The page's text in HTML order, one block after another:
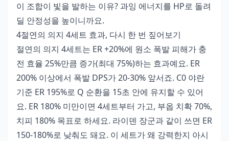
이 조합이 빛을 발하는 이유? 과잉 에너지를 HP로 돌려
딜 안정성을 높이니까요.
4절연의 의지 4세트 효과, 다시 한 번 짚어보기
절연의 의지 4세트는 ER +20%에 원소 폭발 피해가 충
전 효율 25%만큼 증가(최대 75%)하는 효과예요. ER
200% 이상에서 폭발 DPS가 20-30% 앞서죠. C0 야란
기준 ER 195%로 Q 순환을 15초 안에 유지할 수 있어
요. ER 180% 미만이면 4세트부터 가고, 부옵 치확 70%,
치피 180% 목표로 하세요. 라이덴 장군과 같이 쓰면 ER
150-180%로 낮춰도 돼요. 이 세트가 왜 강력한지 아시